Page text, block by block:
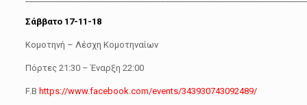
Σάββατο 17-11-18
Κομοτηνή – Λέσχη Κομοτηναίων
Πόρτες 21:30 – Έναρξη 22:00
F.B https://www.facebook.com/events/343930743092489/